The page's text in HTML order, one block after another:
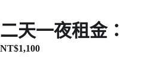
二天一夜租金：
NT$1,100